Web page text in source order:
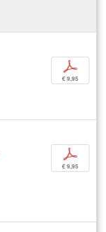
p
€ 9,95
p
€ 9,95